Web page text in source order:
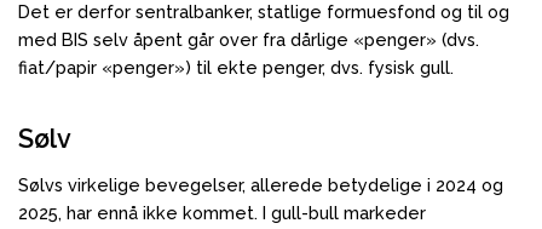
Det er derfor sentralbanker, statlige formuesfond og til og
med BIS selv åpent går over fra dårlige «penger» (dvs.
fiat/papir «penger») til ekte penger, dvs. fysisk gull.
Sølv
Sølvs virkelige bevegelser, allerede betydelige i 2024 og
2025, har ennå ikke kommet. I gull-bull markeder